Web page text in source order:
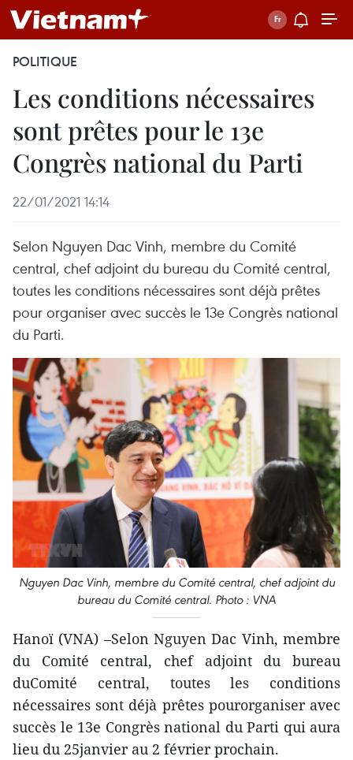
POLITIQUE
Les conditions nécessaires
sont prêtes pour le 13e
Congrès national du Parti
22/01/2021 14:14
Selon Nguyen Dac Vinh, membre du Comité
central, chef adjoint du bureau du Comité central,
toutes les conditions nécessaires sont déjà prêtes
pour organiser avec succès le 13e Congrès national
du Parti.
Nguyen Dac Vinh, membre du Comité central, chef adjoint du
bureau du Comité central. Photo : VNA
Hanoï (VNA) –Selon Nguyen Dac Vinh, membre
du Comité central, chef adjoint du bureau
duComité central, toutes les conditions
nécessaires sont déjà prêtes pourorganiser avec
succès le 13e Congrès national du Parti qui aura
lieu du 25janvier au 2 février prochain.